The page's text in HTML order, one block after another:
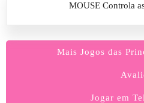
MOUSE Controla
Mais Jogos das
Jogar em